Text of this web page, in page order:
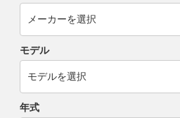
モデル
年式